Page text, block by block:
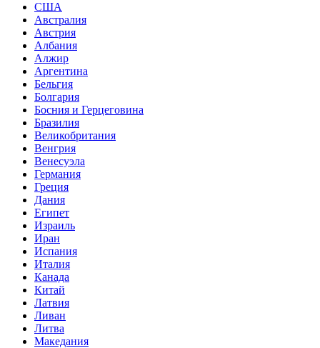
США
Австралия
Австрия
Албания
Алжир
Аргентина
Бельгия
Болгария
Босния и Герцеговина
Бразилия
Великобритания
Венгрия
Венесуэла
Германия
Греция
Дания
Египет
Израиль
Иран
Испания
Италия
Канада
Китай
Латвия
Ливан
Литва
Македания